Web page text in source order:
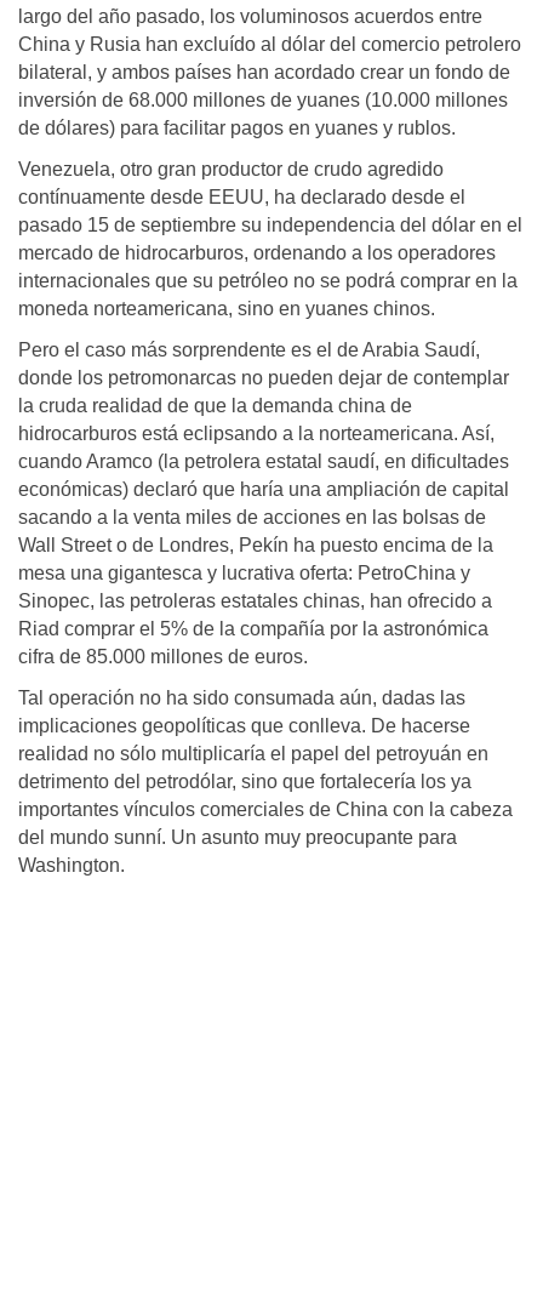
largo del año pasado, los voluminosos acuerdos entre
China y Rusia han excluído al dólar del comercio petrolero
bilateral, y ambos países han acordado crear un fondo de
inversión de 68.000 millones de yuanes (10.000 millones
de dólares) para facilitar pagos en yuanes y rublos.
Venezuela, otro gran productor de crudo agredido
contínuamente desde EEUU, ha declarado desde el
pasado 15 de septiembre su independencia del dólar en el
mercado de hidrocarburos, ordenando a los operadores
internacionales que su petróleo no se podrá comprar en la
moneda norteamericana, sino en yuanes chinos.
Pero el caso más sorprendente es el de Arabia Saudí,
donde los petromonarcas no pueden dejar de contemplar
la cruda realidad de que la demanda china de
hidrocarburos está eclipsando a la norteamericana. Así,
cuando Aramco (la petrolera estatal saudí, en dificultades
económicas) declaró que haría una ampliación de capital
sacando a la venta miles de acciones en las bolsas de
Wall Street o de Londres, Pekín ha puesto encima de la
mesa una gigantesca y lucrativa oferta: PetroChina y
Sinopec, las petroleras estatales chinas, han ofrecido a
Riad comprar el 5% de la compañía por la astronómica
cifra de 85.000 millones de euros.
Tal operación no ha sido consumada aún, dadas las
implicaciones geopolíticas que conlleva. De hacerse
realidad no sólo multiplicaría el papel del petroyuán en
detrimento del petrodólar, sino que fortalecería los ya
importantes vínculos comerciales de China con la cabeza
del mundo sunní. Un asunto muy preocupante para
Washington.